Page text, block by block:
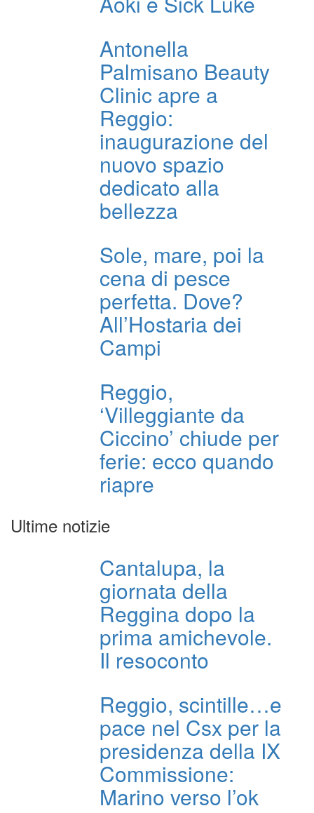
Antonella
Palmisano Beauty
Clinic apre a
Reggio:
inaugurazione del
nuovo spazio
dedicato alla
bellezza
Sole, mare, poi la
cena di pesce
perfetta. Dove?
All’Hostaria dei
Campi
Reggio,
‘Villeggiante da
Ciccino’ chiude per
ferie: ecco quando
riapre
Ultime notizie
Cantalupa, la
giornata della
Reggina dopo la
prima amichevole.
Il resoconto
Reggio, scintille…e
pace nel Csx per la
presidenza della IX
Commissione:
Marino verso l’ok